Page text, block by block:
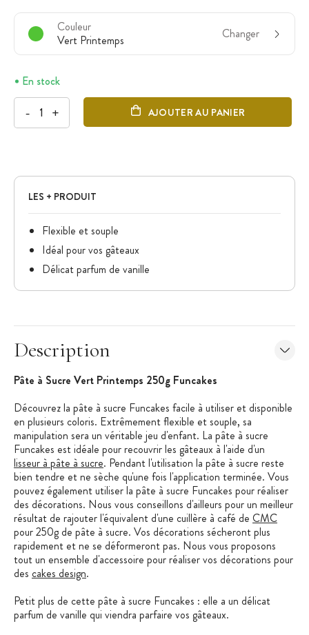
Couleur
Vert Printemps
Changer
En stock
- + AJOUTER AU PANIER
LES + PRODUIT
Flexible et souple
Idéal pour vos gâteaux
Délicat parfum de vanille
Description
Pâte à Sucre Vert Printemps 250g Funcakes
Découvrez la pâte à sucre Funcakes facile à utiliser et disponible
en plusieurs coloris. Extrêmement flexible et souple, sa
manipulation sera un véritable jeu d'enfant. La pâte à sucre
Funcakes est idéale pour recouvrir les gâteaux à l'aide d'un
lisseur à pâte à sucre. Pendant l'utilisation la pâte à sucre reste
bien tendre et ne sèche qu'une fois l'application terminée. Vous
pouvez également utiliser la pâte à sucre Funcakes pour réaliser
des décorations. Nous vous conseillons d'ailleurs pour un meilleur
résultat de rajouter l'équivalent d'une cuillère à café de CMC
pour 250g de pâte à sucre. Vos décorations sécheront plus
rapidement et ne se déformeront pas. Nous vous proposons
tout un ensemble d'accessoire pour réaliser vos décorations pour
des cakes design.
Petit plus de cette pâte à sucre Funcakes : elle a un délicat
parfum de vanille qui viendra parfaire vos gâteaux.